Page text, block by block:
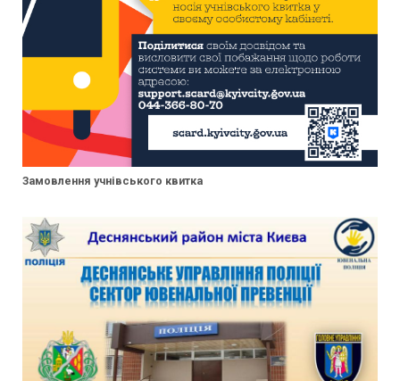
Замовлення учнівського квитка